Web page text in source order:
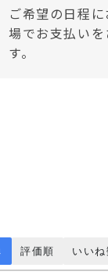
ご希望の日程
場でお支払い
す。
評価順 いいね